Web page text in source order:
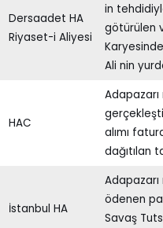
Dersaadet HA
Riyaset-i Aliyesi
in
götürülen
Ali nin
HAC
Adapazarı
alımı
dağıtılan
İstanbul HA
ödenen
Savaş